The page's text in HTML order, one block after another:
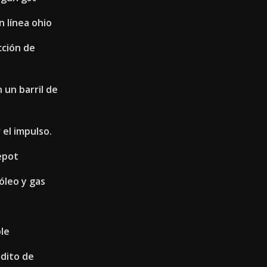
línea ohio
de
un barril de
impulso.
y gas
de